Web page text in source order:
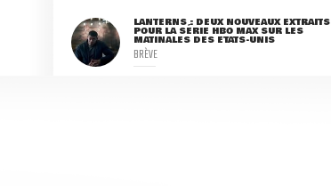
LANTERNS : DEUX NOUVEAUX EXTRAITS
POUR LA SÉRIE HBO MAX SUR LES
MATINALES DES ETATS-UNIS
BRÈVE